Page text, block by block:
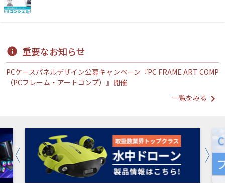
重要なお知らせ
PCケースパネルデザイン公募キャンペーン『PC FRAME ART COMP
（PCフレーム・アートコンプ）』開催
一覧をみる